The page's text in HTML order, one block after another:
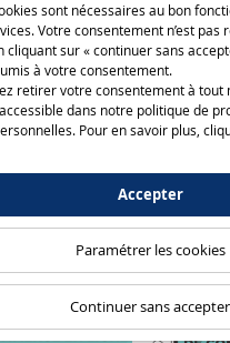
sont nécessaires au bon
Votre consentement n’est pas
cliquant sur « continuer sans
à votre consentement.
retirer votre consentement à tout
dans notre politique de
Pour en savoir plus,
Accepter
Paramétrer les cookies
Continuer sans accepter